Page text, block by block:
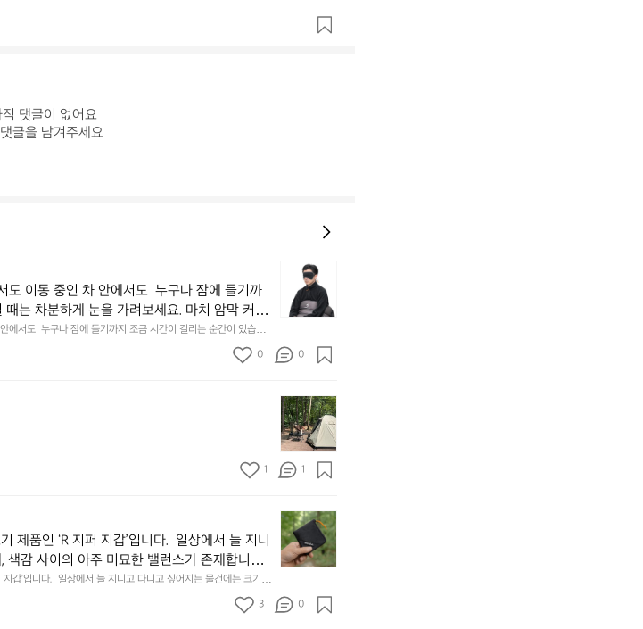
직 댓글이 없어요
글을 남겨주세요
도 이동 중인 차 안에서도  누구나 잠에 들기까
는 차분하게 눈을 가려보세요. 마치 암막 커튼
기가 눈가를 포근히 감싸줍니다.  차가운 공기
이 슬립 웜을 쓰는 것만으로 그곳은 나만의 밤
에서도  누구나 잠에 들기까지 조금 시간이 걸리는 순간이 있습니
히 내리듯이.  Polartec® Wind Pro™의 온기가 눈가를 포근히 감싸
.  이 슬립 웜을 쓰는 것만으로 그곳은 나만의 밤이 됩니다.  안녕
내
던
방
도
자
연
속
에
의
휴
식
에
도
이
0 0
첫
모
토
솔
캠
☺️
미
니
미
멀
👌🏼
1 1
제품인 ‘R 지퍼 지갑’입니다.  일상에서 늘 지니
감 사이의 아주 미묘한 밸런스가 존재합니다.
에 대충 걸쳐 놓아도 시야에 걸리적거리지 않는
서 출발했습니다.  그중에서도 슬림함에 철저히
해치치 않는 선에서, 가장 가볍고 얇게 설계했
갑’입니다.  일상에서 늘 지니고 다니고 싶어지는 물건에는 크기,
들자면 일에 집중하느라 책상 위 가장자리에 대충 걸쳐 놓아도 시
형감에서 출발했습니다.  그중에서도 슬림함에 철저히 집착했습니
이
걸
처
음
든
3 0